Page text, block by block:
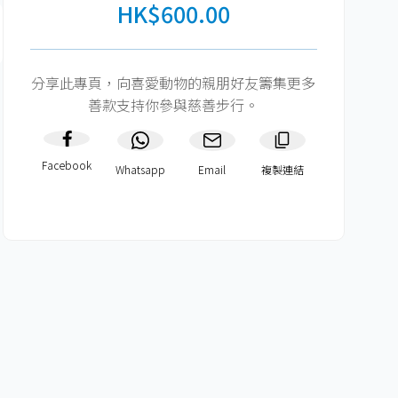
HK$600.00
分享此專頁，向喜愛動物的親朋好友籌集更多
善款支持你參與慈善步行。
Facebook Whatsapp Email 複製連結​